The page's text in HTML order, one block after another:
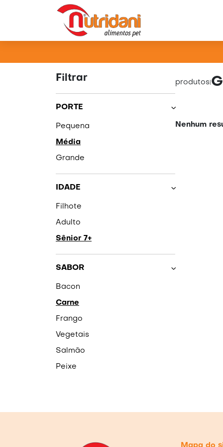
Filtrar
PORTE
Pequena
Média
Grande
IDADE
Filhote
Adulto
Sênior 7+
SABOR
Bacon
Carne
Frango
Vegetais
Salmão
Peixe
produtos
Nenhum
Mapa do